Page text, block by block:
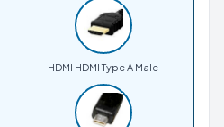
HDMI HDMI Type A Male